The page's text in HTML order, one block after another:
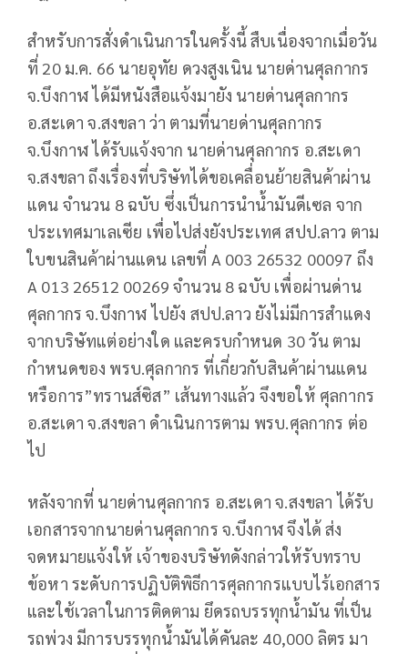
สำหรับการสั่งดำเนินการในครั้งนี้ สืบเนื่องจากเมื่อวัน
ที่ 20 ม.ค. 66 นายอุทัย ดวงสูงเนิน นายด่านศุลกากร
จ.บึงกาฬ ได้มีหนังสือแจ้งมายัง นายด่านศุลกากร
อ.สะเดา จ.สงขลา ว่า ตามที่นายด่านศุลกากร
จ.บึงกาฬ ได้รับแจ้งจาก นายด่านศุลกากร อ.สะเดา
จ.สงขลา ถึงเรื่องที่บริษัทได้ขอเคลื่อนย้ายสินค้าผ่าน
แดน จำนวน 8 ฉบับ ซึ่งเป็นการนำน้ำมันดีเซล จาก
ประเทศมาเลเซีย เพื่อไปส่งยังประเทศ สปป.ลาว ตาม
ใบขนสินค้าผ่านแดน เลขที่ A 003 26532 00097 ถึง
A 013 26512 00269 จำนวน 8 ฉบับ เพื่อผ่านด่าน
ศุลกากร จ.บึงกาฬ ไปยัง สปป.ลาว ยังไม่มีการสำแดง
จากบริษัทแต่อย่างใด และครบกำหนด 30 วัน ตาม
กำหนดของ พรบ.ศุลกากร ที่เกี่ยวกับสินค้าผ่านแดน
หรือการ”ทรานส์ซิส” เส้นทางแล้ว จึงขอให้ ศุลกากร
อ.สะเดา จ.สงขลา ดำเนินการตาม พรบ.ศุลกากร ต่อ
ไป
หลังจากที่ นายด่านศุลกากร อ.สะเดา จ.สงขลา ได้รับ
เอกสารจากนายด่านศุลกากร จ.บึงกาฬ จึงได้ ส่ง
จดหมายแจ้งให้ เจ้าของบริษัทดังกล่าวให้รับทราบ
ข้อหา ระดับการปฏิบัติพิธีการศุลกากรแบบไร้เอกสาร
และใช้เวลาในการติดตาม ยึดรถบรรทุกน้ำมัน ที่เป็น
รถพ่วง มีการบรรทุกน้ำมันได้คันละ 40,000 ลิตร มา